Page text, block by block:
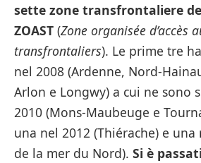
sette zone transfrontaliere
ZOAST (Zone organisée d’accès
transfrontaliers). Le prime tre
nel 2008 (Ardenne, Nord-
Arlon e Longwy) a cui ne sono
2010 (Mons-Maubeuge e
una nel 2012 (Thiérache) e
de la mer du Nord). Si è